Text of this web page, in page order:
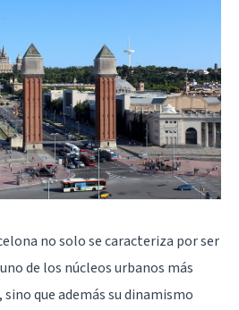
no solo se caracteriza por ser
de los núcleos urbanos más
que además su dinamismo